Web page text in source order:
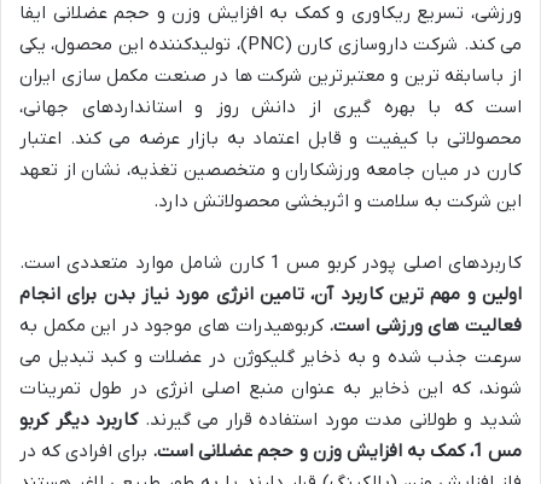
ورزشی، تسریع ریکاوری و کمک به افزایش وزن و حجم عضلانی ایفا
می کند. شرکت داروسازی کارن (PNC)، تولیدکننده این محصول، یکی
از باسابقه ترین و معتبرترین شرکت ها در صنعت مکمل سازی ایران
است که با بهره گیری از دانش روز و استانداردهای جهانی،
محصولاتی با کیفیت و قابل اعتماد به بازار عرضه می کند. اعتبار
کارن در میان جامعه ورزشکاران و متخصصین تغذیه، نشان از تعهد
این شرکت به سلامت و اثربخشی محصولاتش دارد.
کاربردهای اصلی پودر کربو مس 1 کارن شامل موارد متعددی است.
اولین و مهم ترین کاربرد آن، تامین انرژی مورد نیاز بدن برای انجام
فعالیت های ورزشی است. کربوهیدرات های موجود در این مکمل به
سرعت جذب شده و به ذخایر گلیکوژن در عضلات و کبد تبدیل می
شوند، که این ذخایر به عنوان منبع اصلی انرژی در طول تمرینات
شدید و طولانی مدت مورد استفاده قرار می گیرند.کاربرد دیگر کربو
مس 1، کمک به افزایش وزن و حجم عضلانی است.
برای افرادی که در